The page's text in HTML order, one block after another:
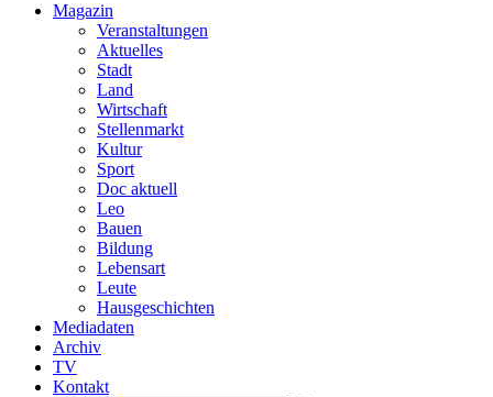
Magazin
Veranstaltungen
Aktuelles
Stadt
Land
Wirtschaft
Stellenmarkt
Kultur
Sport
Doc aktuell
Leo
Bauen
Bildung
Lebensart
Leute
Hausgeschichten
Mediadaten
Archiv
TV
Kontakt